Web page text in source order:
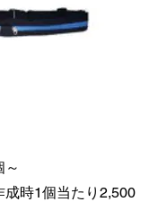
～
時1個当たり2,500